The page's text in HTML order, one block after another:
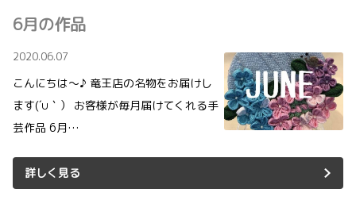
6月の作品
2020.06.07
こんにちは～♪ 竜王店の名物をお届けし
ます(´∪｀） お客様が毎月届けてくれる手
芸作品 6月…
詳しく見る